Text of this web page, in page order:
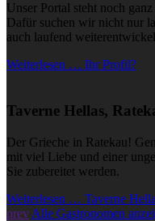
Unser Portal steht noch
Dafür suchen wir nicht nur
auch laufend
Weiterlesen … Ihr Profil?
Taverne Hellas,
Der Grieche in Ratekau!
mit viel Liebe und einer
Sie zubereitet werden.
Weiterlesen … Taverne
prev Alle Gastronomen